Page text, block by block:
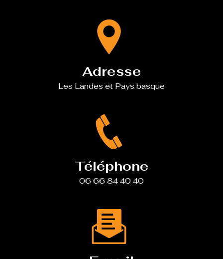
Adresse
Les Landes et Pays basque
Téléphone
06 66 84 40 40